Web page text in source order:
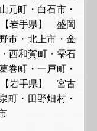
元町・白石市・
岩手県】 盛岡
市・北上市・金
西和賀町・雫石
巻町・一戸町・
岩手県】 宮古
町・田野畑村・